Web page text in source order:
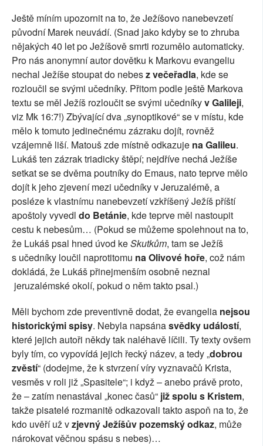
Ještě míním upozornit na to, že Ježíšovo nanebevzetí
původní Marek neuvádí. (Snad jako kdyby se to zhruba
nějakých 40 let po Ježíšově smrti rozumělo automaticky.
Pro nás anonymní autor dovětku k Markovu evangeliu
nechal Ježíše stoupat do nebesz večeřadla, kde se
rozloučil se svými učedníky. Přitom podle ještě Markova
textu se měl Ježíš rozloučit se svými učedníkyv Galileji,
viz Mk 16:7!) Zbývající dva „synoptikové“ se v místu, kde
mělo k tomuto jedinečnému zázraku dojít, rovněž
vzájemně liší. Matouš zde místně odkazuje na Galileu.
Lukáš ten zázrak triadicky štěpí; nejdříve nechá Ježíše
setkat se se dvěma poutníky do Emaus, nato teprve mělo
dojít k jeho zjevení mezi učedníky v Jeruzalémě, a
posléze k vlastnímu nanebevzetí vzkříšený Ježíš příští
apoštoly vyvedl do Betánie, kde teprve měl nastoupit
cestu k nebesům… (Pokud se můžeme spolehnout na to,
že Lukáš psal hned úvod keSkutkům, tam se Ježíš
s učedníky loučil naprotitomu na Olivové hoře, což nám
dokládá, že Lukáš přinejmenším osobně neznal
jeruzalémské okolí, pokud o něm takto psal.)
Měli bychom zde preventivně dodat, že evangelia nejsou
historickými spisy. Nebyla napsánasvědky událostí,
které jejich autoři někdy tak naléhavě líčili. Ty texty ovšem
byly tím, co vypovídá jejich řecký název, a tedy „dobrou
zvěstí“ (dodejme, že k stvrzení víry vyznavačů Krista,
vesměs v roli již „Spasitele“; i když – anebo právě proto,
že – zatím nenastával „konec časů“ již spolu s Kristem,
takže pisatelé rozmanitě odkazovali takto aspoň na to, že
kdo uvěří už vzjevný Ježíšův pozemský odkaz, může
nárokovat věčnou spásu s nebes)…